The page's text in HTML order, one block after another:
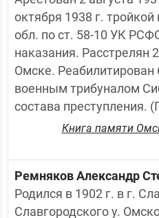
октября 1938 г.
обл. по ст. 58-10 УК
наказания. Расстрелян
Омске. Реабилитирован
военным трибуналом
состава преступления.
Книга памяти
Ремняков Александр
Родился в 1902 г. в г.
Славгородского у.